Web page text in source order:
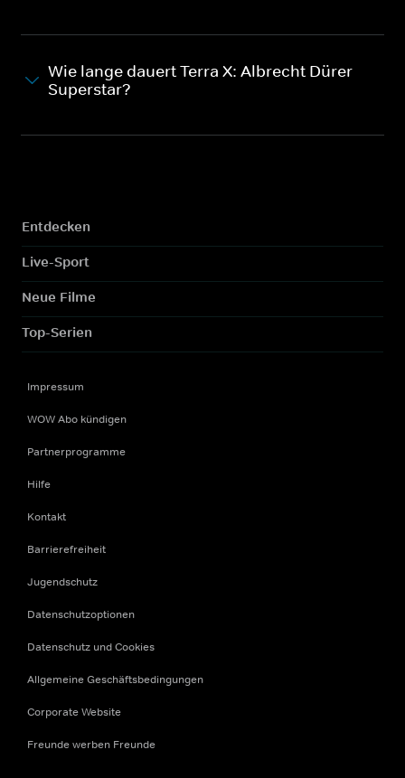
Wie lange dauert Terra X: Albrecht Dürer -
Superstar?
Entdecken
Live-Sport
Neue Filme
Top-Serien
Impressum
WOW Abo kündigen
Partnerprogramme
Hilfe
Kontakt
Barrierefreiheit
Jugendschutz
Datenschutzoptionen
Datenschutz und Cookies
Allgemeine Geschäftsbedingungen
Corporate Website
Freunde werben Freunde